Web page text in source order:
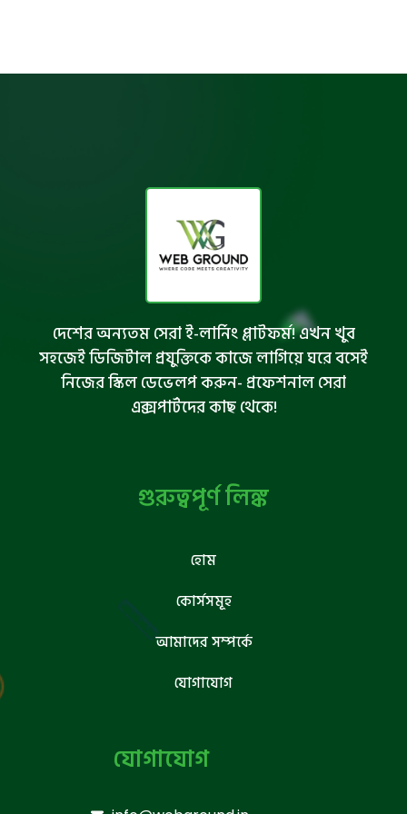
দেশের অন্যতম সেরা ই-লার্নিং প্লাটফর্ম! এখন খুব
সহজেই ডিজিটাল প্রযুক্তিকে কাজে লাগিয়ে ঘরে বসেই
নিজের স্কিল ডেভেলপ করুন- প্রফেশনাল সেরা
এক্সপার্টদের কাছ থেকে!
গুরুত্বপূর্ণ লিঙ্ক
হোম
কোর্সসমূহ
আমাদের সম্পর্কে
যোগাযোগ
যোগাযোগ